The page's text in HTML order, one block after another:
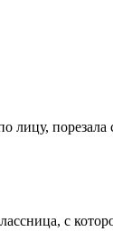
порезала
с